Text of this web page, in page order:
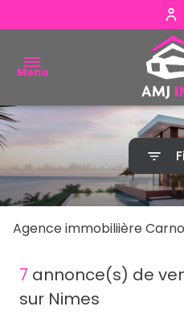
Menu
ACHETER
VENDRE
ESTIMER
E-MAIL
NOUS
Agence immobiliière
7 annonce(s) de
sur Nimes